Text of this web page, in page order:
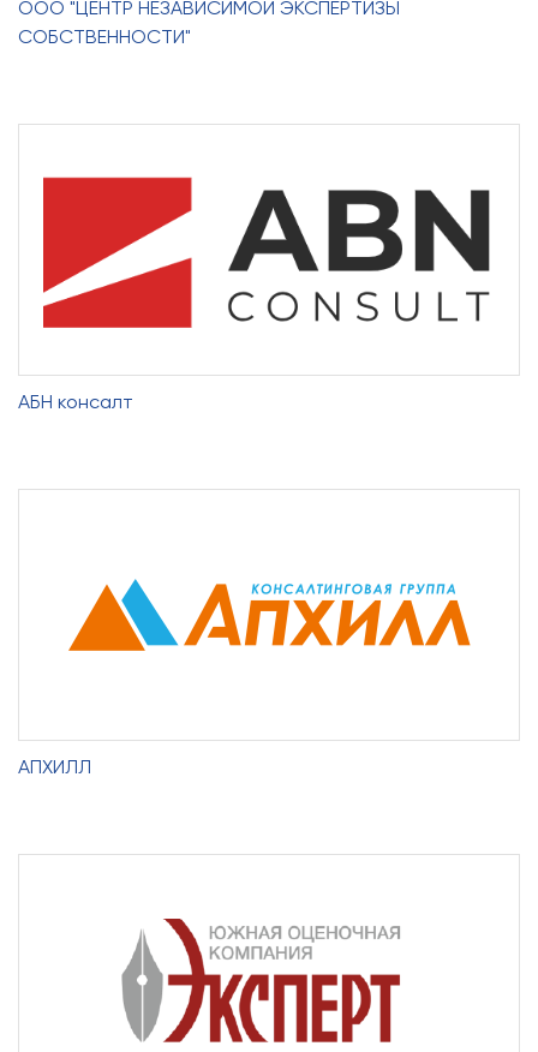
ООО "ЦЕНТР НЕЗАВИСИМОЙ ЭКСПЕРТИЗЫ
СОБСТВЕННОСТИ"
АБН консалт
АПХИЛЛ